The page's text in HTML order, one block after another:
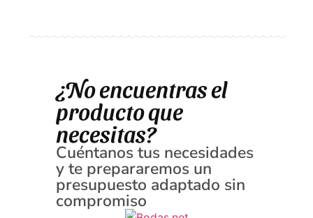
¿No encuentras el
producto que
necesitas?
Cuéntanos tus necesidades
y te prepararemos un
presupuesto adaptado sin
compromiso